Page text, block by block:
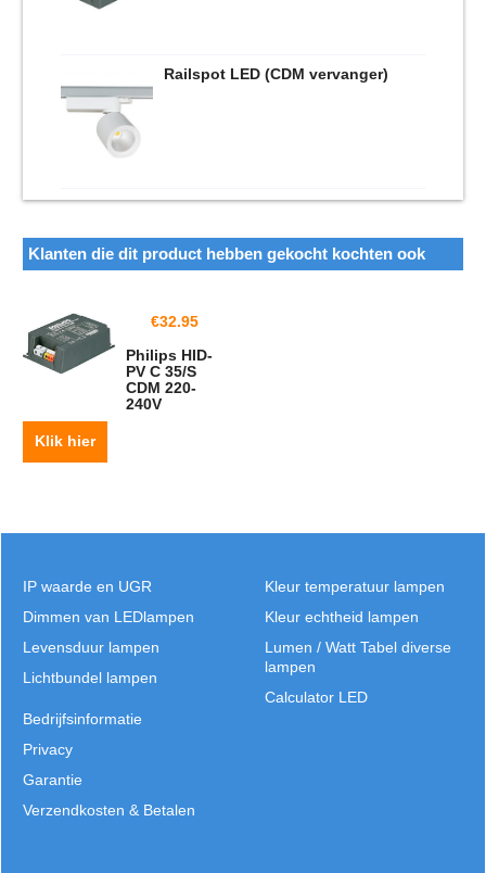
Railspot LED (CDM vervanger)
Klanten die dit product hebben gekocht kochten ook
€32.95
Philips HID-
PV C 35/S
CDM 220-
240V
Klik hier
Kleur temperatuur lampen
Kleur echtheid lampen
Lumen / Watt Tabel diverse
lampen
Calculator LED
IP waarde en UGR
Dimmen van LEDlampen
Levensduur lampen
Lichtbundel lampen
Bedrijfsinformatie
Privacy
Garantie
Verzendkosten & Betalen